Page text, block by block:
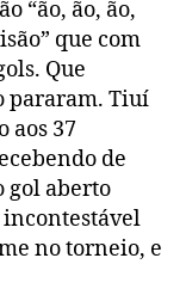
“ão, ão, ão,
que com
Que
pararam. Tiuí
aos 37
de
gol aberto
incontestável
no torneio, e